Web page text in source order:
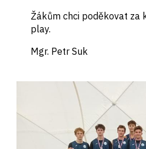
Žákům chci poděkovat za
play.
Mgr. Petr Suk